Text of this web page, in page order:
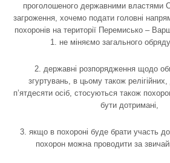
проголошеного державними властями
загроження, хочемо подати головні
похоронів на території Перемисько –
1. не міняємо загального
2. державні розпорядження щодо
згуртувань, в цьому також
п’ятдесяти осіб, стосуються також
бути дотримані,
3. якщо в похороні буде брати участь до
похорон можна проводити за